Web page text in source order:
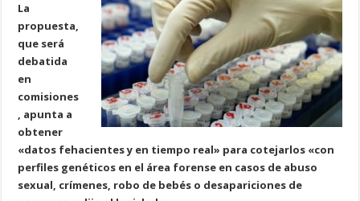
La
propuesta,
que será
debatida
en
comisiones
, apunta a
obtener
«datos fehacientes y en tiempo real» para cotejarlos «con
perfiles genéticos en el área forense en casos de abuso
sexual, crímenes, robo de bebés o desapariciones de